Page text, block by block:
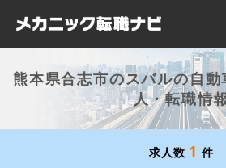
熊本県合志市のスバルの自
人・転職情
求人数 1 件